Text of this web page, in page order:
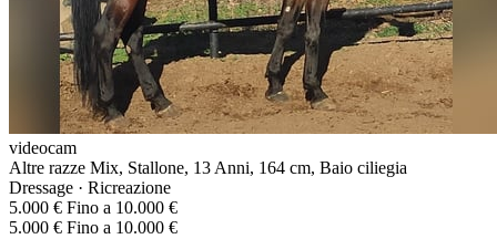
videocam
Altre razze Mix, Stallone, 13 Anni, 164 cm, Baio ciliegia
Dressage · Ricreazione
5.000 € Fino a 10.000 €
5.000 € Fino a 10.000 €